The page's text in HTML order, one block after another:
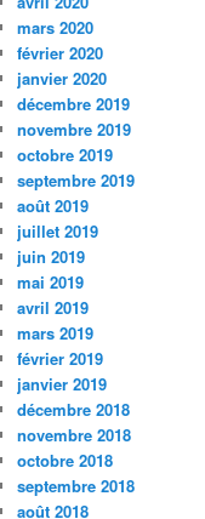
mars 2020
février 2020
janvier 2020
décembre 2019
novembre 2019
octobre 2019
septembre 2019
août 2019
juillet 2019
juin 2019
mai 2019
avril 2019
mars 2019
février 2019
janvier 2019
décembre 2018
novembre 2018
octobre 2018
septembre 2018
août 2018